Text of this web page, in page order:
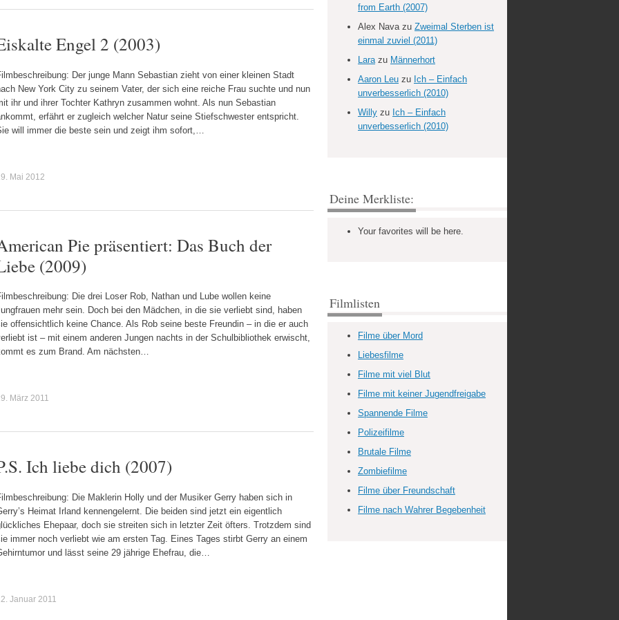
Engel 2 (2003)
Der junge Mann Sebastian zieht von einer kleinen Stadt
New York City zu seinem Vater, der sich eine reiche Frau suchte und nun
ihr und ihrer Tochter Kathryn zusammen wohnt. Als nun Sebastian
erfährt er zugleich welcher Natur seine Stiefschwester entspricht.
will immer die beste sein und zeigt ihm sofort,…
Mai 2012
Pie präsentiert: Das Buch der
(2009)
Die drei Loser Rob, Nathan und Lube wollen keine
mehr sein. Doch bei den Mädchen, in die sie verliebt sind, haben
offensichtlich keine Chance. Als Rob seine beste Freundin – in die er auch
ist – mit einem anderen Jungen nachts in der Schulbibliothek erwischt,
es zum Brand. Am nächsten…
März 2011
Ich liebe dich (2007)
Die Maklerin Holly und der Musiker Gerry haben sich in
Heimat Irland kennengelernt. Die beiden sind jetzt ein eigentlich
Ehepaar, doch sie streiten sich in letzter Zeit öfters. Trotzdem sind
immer noch verliebt wie am ersten Tag. Eines Tages stirbt Gerry an einem
und lässt seine 29 jährige Ehefrau, die…
Januar 2011
from Earth (2007)
Alex Navazu Zweimal Sterben ist
einmal zuviel (2011)
Larazu Männerhort
Aaron Leu zu Ich – Einfach
unverbesserlich (2010)
Willy zu Ich – Einfach
unverbesserlich (2010)
Deine Merkliste:
Your favorites will be here.
Filmlisten
Filme über Mord
Liebesfilme
Filme mit viel Blut
Filme mit keiner Jugendfreigabe
Spannende Filme
Polizeifilme
Brutale Filme
Zombiefilme
Filme über Freundschaft
Filme nach Wahrer Begebenheit